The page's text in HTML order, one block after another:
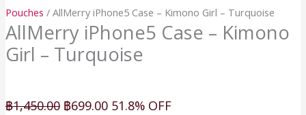
Pouches / AllMerry iPhone5 Case – Kimono Girl – Turquoise
AllMerry iPhone5 Case – Kimono
Girl – Turquoise
฿1,450.00 ฿699.00 51.8% OFF
ชิ้น